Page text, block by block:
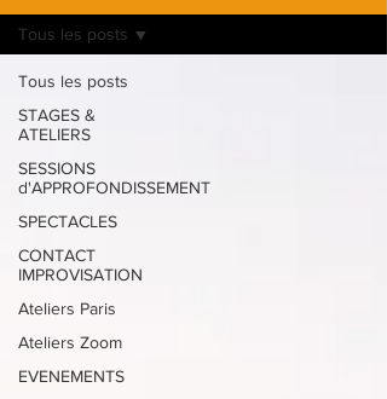
Tous les posts
STAGES &
ATELIERS
SESSIONS
d'APPROFONDISSEMENT
SPECTACLES
CONTACT
IMPROVISATION
Ateliers Paris
Ateliers Zoom
EVENEMENTS
Tous les posts